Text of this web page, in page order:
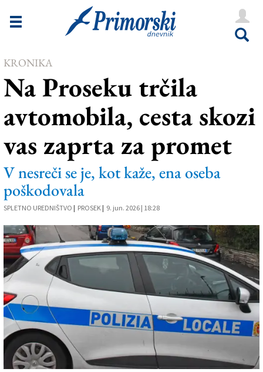
Novice
Goriška
Kultura
Šport
Še
Vreme
V Kioskih
Uredništvo
Oglasi
Založnik
Zadruga PD
Naročnine
KRONIKA
Na Proseku trčila
avtomobila, cesta skozi
vas zaprta za promet
V nesreči se je, kot kaže, ena oseba
poškodovala
SPLETNO UREDNIŠTVO | PROSEK | 9. jun. 2026 | 18:28